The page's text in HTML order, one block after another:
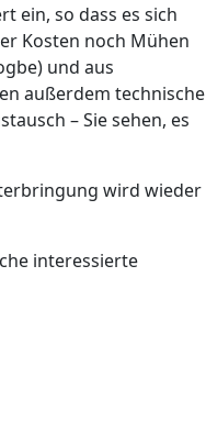
ein, so dass es sich
Kosten noch Mühen
und aus
außerdem technische
– Sie sehen, es
wird wieder
interessierte